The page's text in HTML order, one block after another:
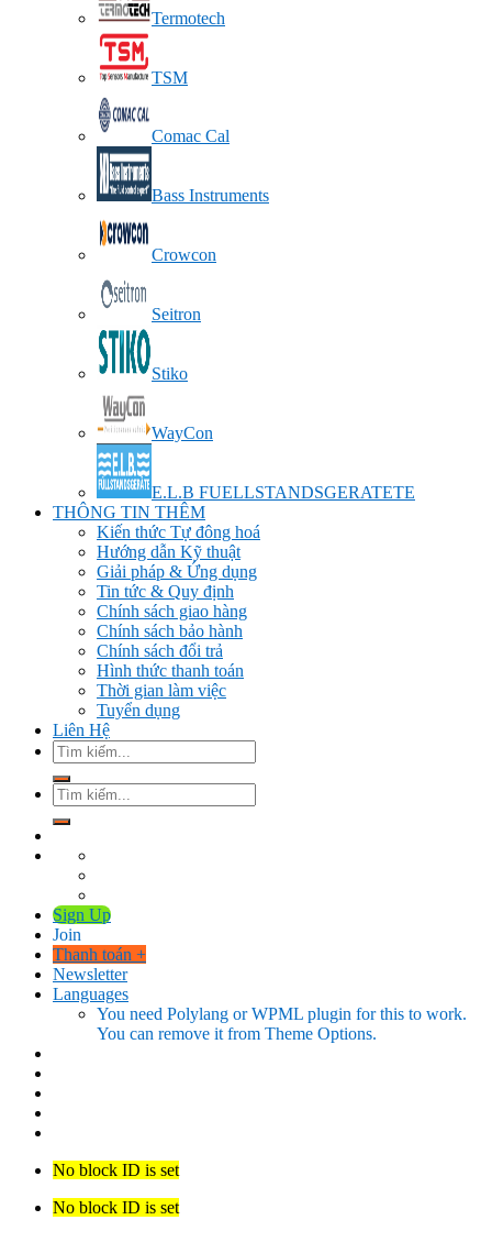
Termotech
TSM
Comac Cal
Bass Instruments
Crowcon
Seitron
Stiko
WayCon
E.L.B FUELLSTANDSGERATETE
THÔNG TIN THÊM
Kiến thức Tự đông hoá
Hướng dẫn Kỹ thuật
Giải pháp & Ứng dụng
Tin tức & Quy định
Chính sách giao hàng
Chính sách bảo hành
Chính sách đổi trả
Hình thức thanh toán
Thời gian làm việc
Tuyển dụng
Liên Hệ
Tìm
kiếm:
Tìm
kiếm:
Sign Up
Join
Thanh toán +
Newsletter
Languages
You need Polylang or WPML plugin for this to work.
You can remove it from Theme Options.
No block ID is set
No block ID is set